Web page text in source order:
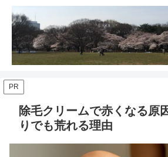
PR
除毛クリームで赤くなる原
りでも荒れる理由